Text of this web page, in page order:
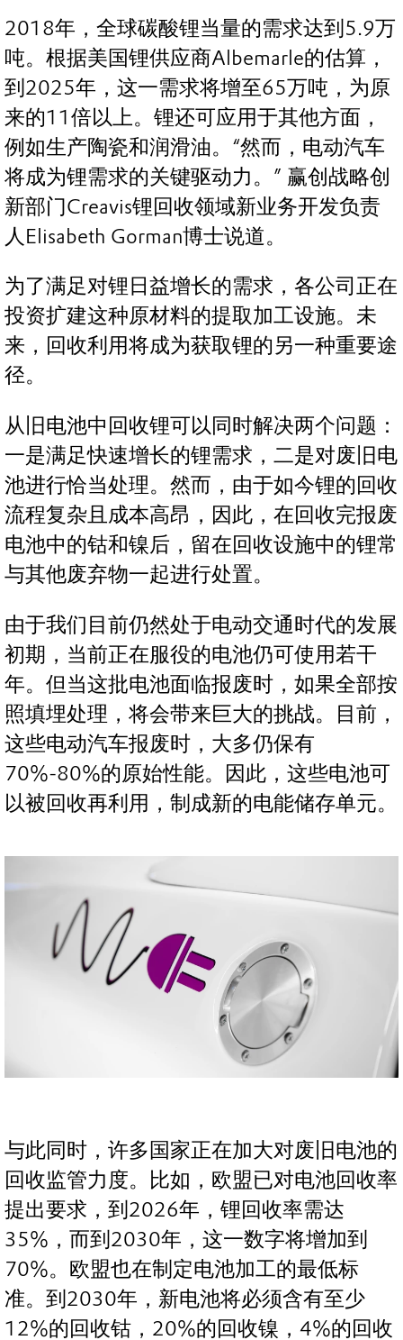
2018年，全球碳酸锂当量的需求达到5.9万
吨。根据美国锂供应商Albemarle的估算，
到2025年，这一需求将增至65万吨，为原
来的11倍以上。锂还可应用于其他方面，
例如生产陶瓷和润滑油。“然而，电动汽车
将成为锂需求的关键驱动力。” 赢创战略创
新部门Creavis锂回收领域新业务开发负责
人Elisabeth Gorman博士说道。
为了满足对锂日益增长的需求，各公司正在
投资扩建这种原材料的提取加工设施。未
来，回收利用将成为获取锂的另一种重要途
径。
从旧电池中回收锂可以同时解决两个问题：
一是满足快速增长的锂需求，二是对废旧电
池进行恰当处理。然而，由于如今锂的回收
流程复杂且成本高昂，因此，在回收完报废
电池中的钴和镍后，留在回收设施中的锂常
与其他废弃物一起进行处置。
由于我们目前仍然处于电动交通时代的发展
初期，当前正在服役的电池仍可使用若干
年。但当这批电池面临报废时，如果全部按
照填埋处理，将会带来巨大的挑战。目前，
这些电动汽车报废时，大多仍保有
70%-80%的原始性能。因此，这些电池可
以被回收再利用，制成新的电能储存单元。
与此同时，许多国家正在加大对废旧电池的
回收监管力度。比如，欧盟已对电池回收率
提出要求，到2026年，锂回收率需达
35%，而到2030年，这一数字将增加到
70%。欧盟也在制定电池加工的最低标
准。到2030年，新电池将必须含有至少
12%的回收钴，20%的回收镍，4%的回收